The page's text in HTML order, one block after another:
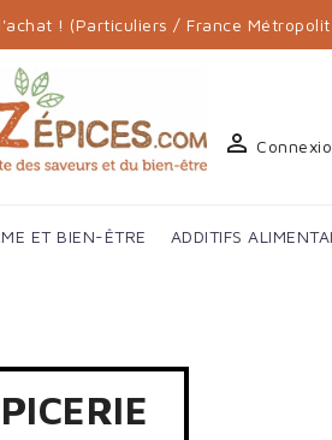
! (Particuliers / France

ET BIEN-ÊTRE ADDITIFS